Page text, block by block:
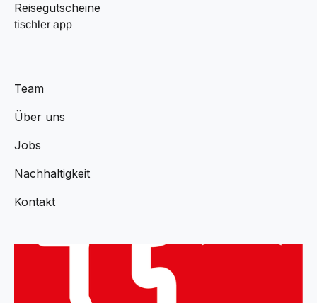
Reisegutscheine
tischler app
Team
Über uns
Jobs
Nachhaltigkeit
Kontakt